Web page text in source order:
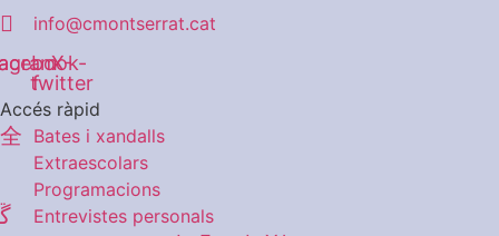
info@cmontserrat.cat
f
X-
twitter
Accés ràpid
Bates i xandalls
Extraescolars
Programacions
Entrevistes personals